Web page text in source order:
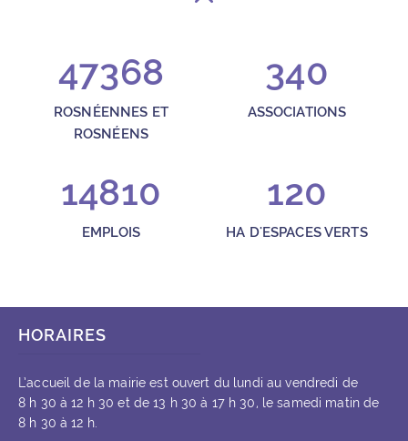
47368
ROSNÉENNES ET
ROSNÉENS
340
ASSOCIATIONS
14810
EMPLOIS
120
HA D'ESPACES VERTS
HORAIRES
L’accueil de la mairie est ouvert du lundi au vendredi de
8 h 30 à 12 h 30 et de 13 h 30 à 17 h 30, le samedi matin de
8 h 30 à 12 h.